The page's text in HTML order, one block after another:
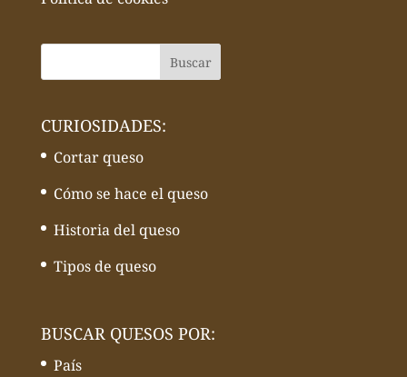
CURIOSIDADES:
Cortar queso
Cómo se hace el queso
Historia del queso
Tipos de queso
BUSCAR QUESOS POR:
País